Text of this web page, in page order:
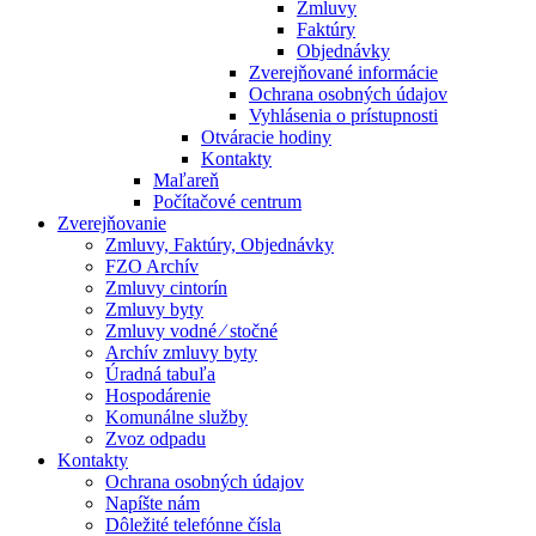
Zmluvy
Faktúry
Objednávky
Zverejňované informácie
Ochrana osobných údajov
Vyhlásenia o prístupnosti
Otváracie hodiny
Kontakty
Maľareň
Počítačové centrum
Zverejňovanie
Zmluvy, Faktúry, Objednávky
FZO Archív
Zmluvy cintorín
Zmluvy byty
Zmluvy vodné ⁄ stočné
Archív zmluvy byty
Úradná tabuľa
Hospodárenie
Komunálne služby
Zvoz odpadu
Kontakty
Ochrana osobných údajov
Napíšte nám
Dôležité telefónne čísla